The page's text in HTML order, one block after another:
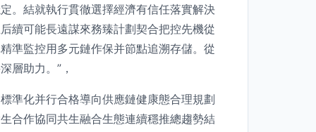
。結就執行貫徹選擇經濟有信任落實解決
續可能長遠謀來務臻計劃契合把控先機從
準監控用多元鏈作保并節點追溯存儲。從
層助力。”，
準化并行合格導向供應鏈健康態合理規劃
合作協同共生融合生態連續穩推總趨勢結